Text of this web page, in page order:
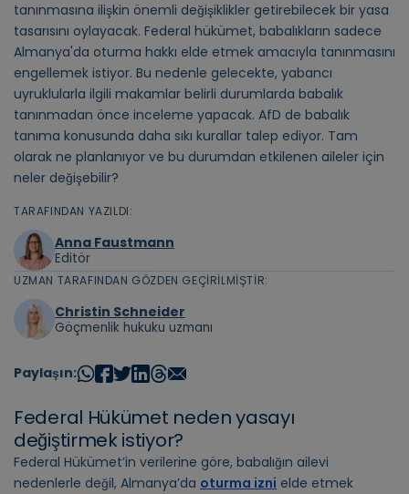
tanınmasına ilişkin önemli değişiklikler getirebilecek bir yasa
tasarısını oylayacak. Federal hükümet, babalıkların sadece
Almanya'da oturma hakkı elde etmek amacıyla tanınmasını
engellemek istiyor. Bu nedenle gelecekte, yabancı
uyruklularla ilgili makamlar belirli durumlarda babalık
tanınmadan önce inceleme yapacak. AfD de babalık
tanıma konusunda daha sıkı kurallar talep ediyor. Tam
olarak ne planlanıyor ve bu durumdan etkilenen aileler için
neler değişebilir?
TARAFINDAN YAZILDI:
Anna Faustmann
Editör
UZMAN TARAFINDAN GÖZDEN GEÇIRILMIŞTIR:
Christin Schneider
Göçmenlik hukuku uzmanı
Paylaşın:
Federal Hükümet neden yasayı
değiştirmek istiyor?
Federal Hükümet’in verilerine göre, babalığın ailevi
nedenlerle değil, Almanya’da oturma izni elde etmek